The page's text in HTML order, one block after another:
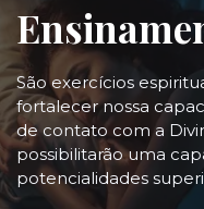
São exercícios
fortalecer nossa
de contato com a
possibilitarão uma
potencialidades